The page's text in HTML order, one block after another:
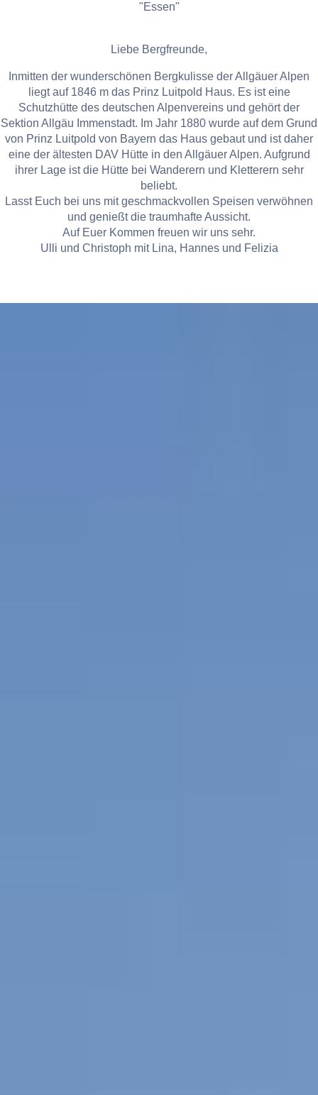
"Essen"
Liebe Bergfreunde,
Inmitten der wunderschönen Bergkulisse der Allgäuer Alpen
liegt auf 1846 m das Prinz Luitpold Haus. Es ist eine
Schutzhütte des deutschen Alpenvereins und gehört der
Sektion Allgäu Immenstadt. Im Jahr 1880 wurde auf dem Grund
von Prinz Luitpold von Bayern das Haus gebaut und ist daher
eine der ältesten DAV Hütte in den Allgäuer Alpen. Aufgrund
ihrer Lage ist die Hütte bei Wanderern und Kletterern sehr
beliebt.
Lasst Euch bei uns mit geschmackvollen Speisen verwöhnen
und genießt die traumhafte Aussicht.
Auf Euer Kommen freuen wir uns sehr.
Ulli und Christoph mit Lina, Hannes und Felizia